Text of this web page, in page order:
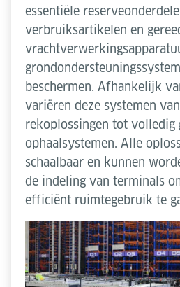
essentiële
verbruiksartikelen en
beschermen. Afhankelijk
variëren deze systemen
rekoplossingen tot volledig
ophaalsystemen. Alle
schaalbaar en kunnen
de indeling van terminals
efficiënt ruimtegebruik te